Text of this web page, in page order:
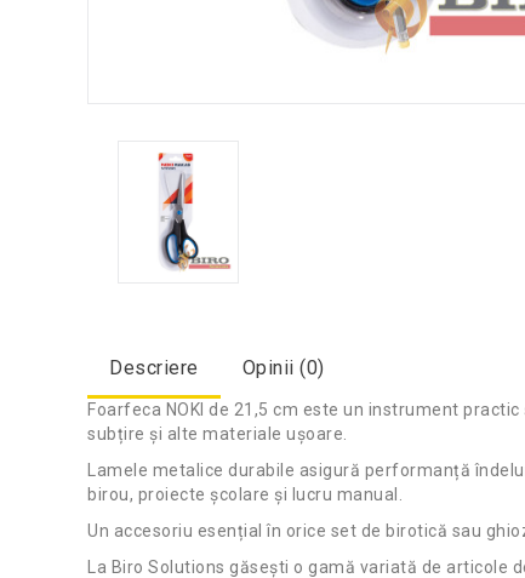
Descriere Opinii (0)
Foarfeca NOKI de 21,5 cm este un instrument
subțire și alte materiale ușoare.
Lamele metalice durabile asigură performanță
birou, proiecte școlare și lucru manual.
Un accesoriu esențial în orice set de birotică sau
La Biro Solutions găsești o gamă variată de